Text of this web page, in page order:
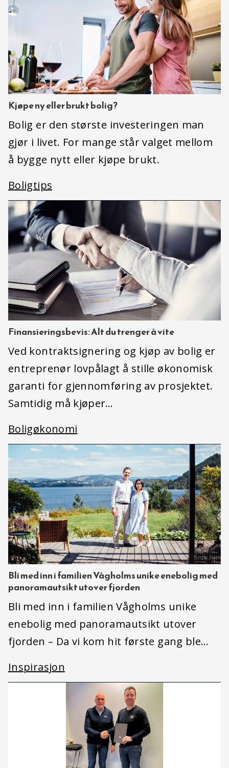
Kjøpe ny eller brukt bolig?
Bolig er den største investeringen man
gjør i livet. For mange står valget mellom
å bygge nytt eller kjøpe brukt.
Boligtips
Finansieringsbevis: Alt du trenger å vite
Ved kontraktsignering og kjøp av bolig er
entreprenør lovpålagt å stille økonomisk
garanti for gjennomføring av prosjektet.
Samtidig må kjøper…
Boligøkonomi
Bli med inn i familien Vågholms unike enebolig med
panoramautsikt utover fjorden
Bli med inn i familien Vågholms unike
enebolig med panoramautsikt utover
fjorden – Da vi kom hit første gang ble…
Inspirasjon